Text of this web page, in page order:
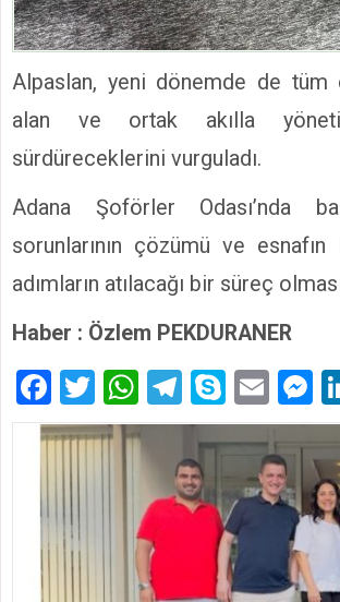
Alpaslan, yeni dönemde de tüm
alan ve ortak akılla
sürdüreceklerini vurguladı.
Adana Şoförler Odası’nda
sorunlarının çözümü ve esnafın
adımların atılacağı bir süreç
Haber : Özlem PEKDURANER
Facebook
TwitterWhatsApp
Telegram
Skype